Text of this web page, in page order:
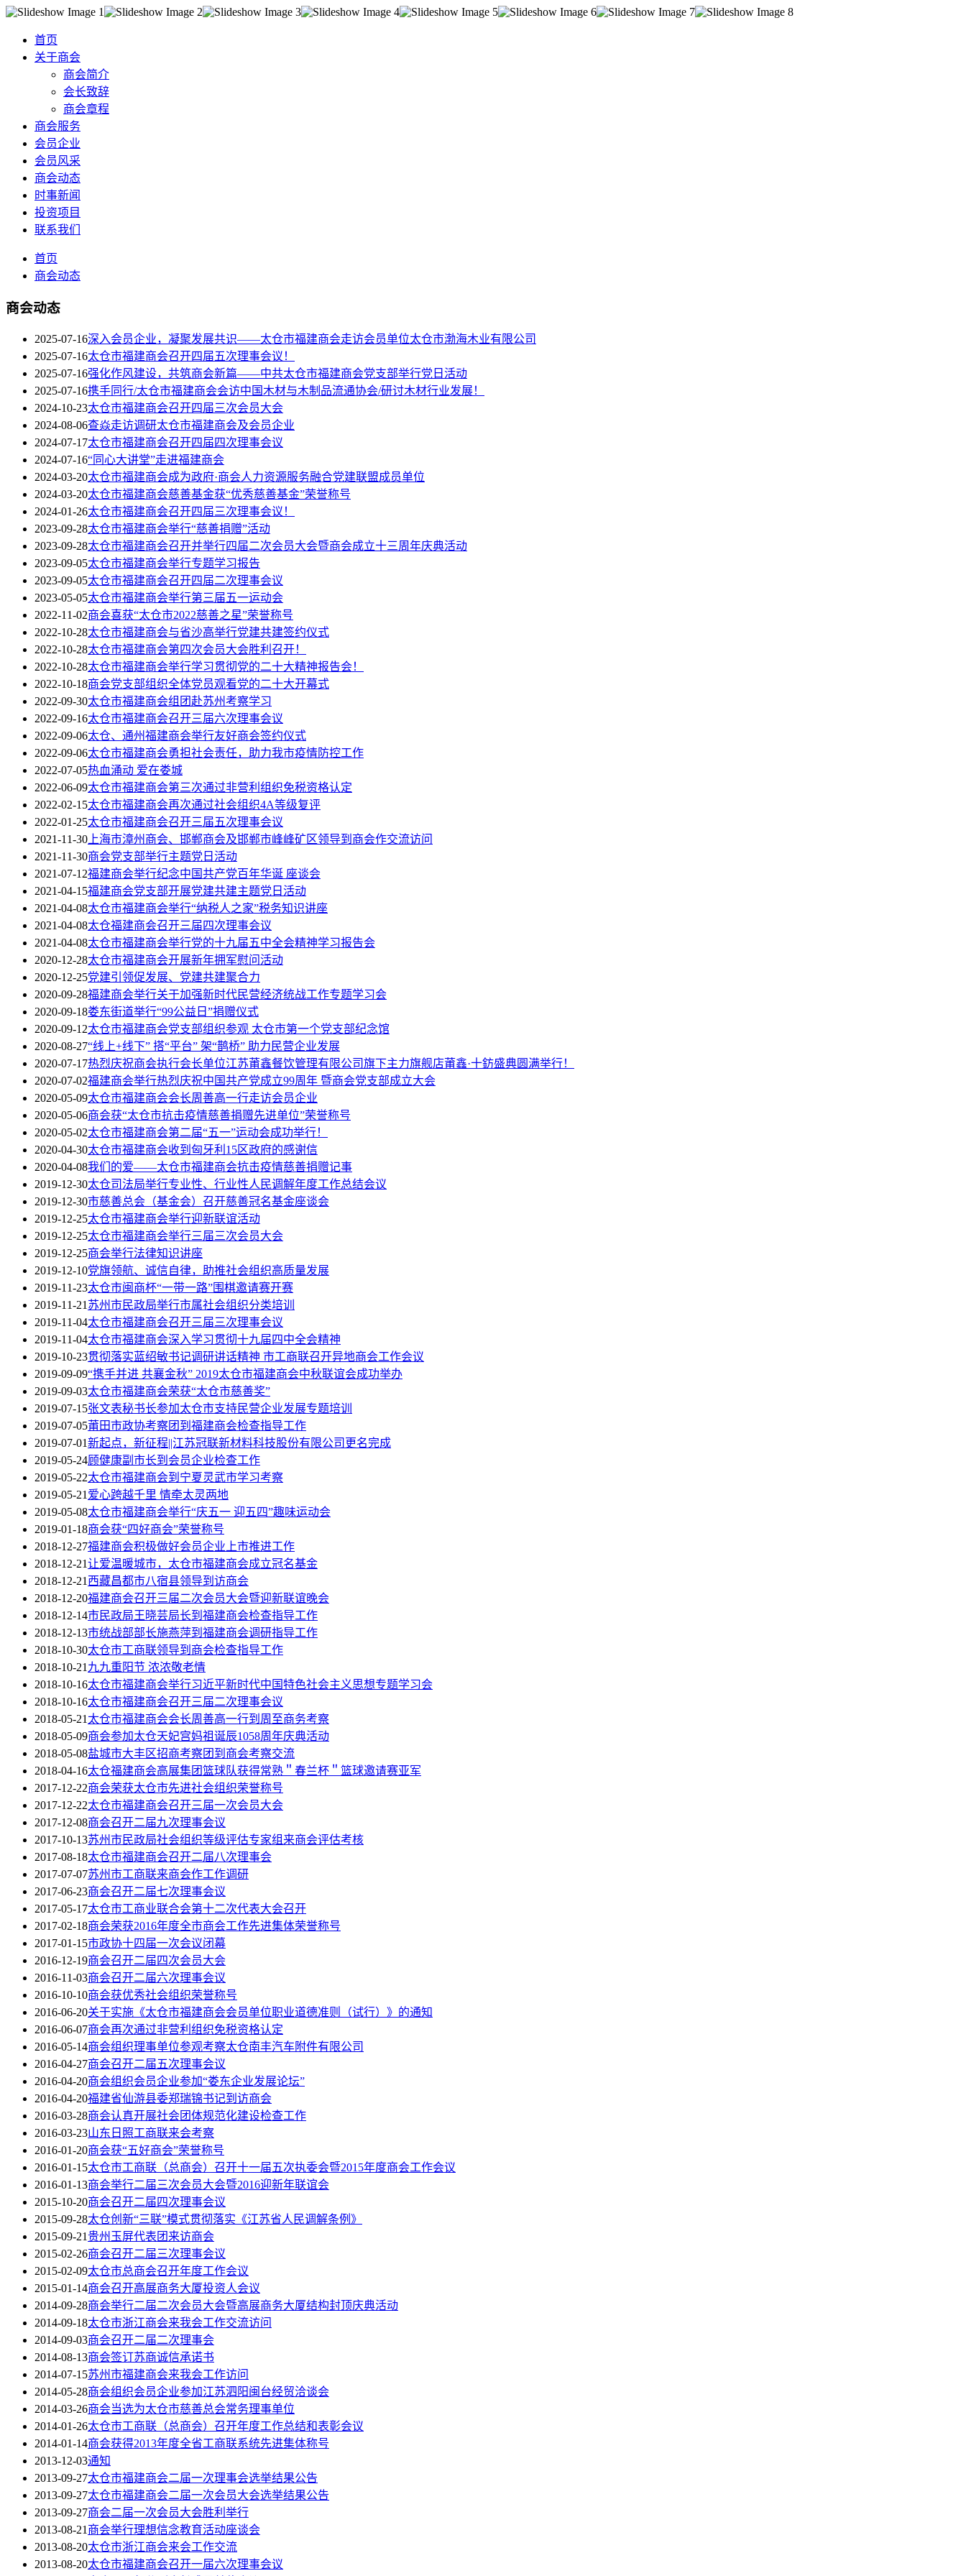
首页
关于商会
商会简介
会长致辞
商会章程
商会服务
会员企业
会员风采
商会动态
时事新闻
投资项目
联系我们
首页
商会动态
商会动态
2025-07-16深入会员企业，凝聚发展共识——太仓市福建商会走访会员单位太仓市渤海木业有限公司
2025-07-16太仓市福建商会召开四届五次理事会议！
2025-07-16强化作风建设，共筑商会新篇——中共太仓市福建商会党支部举行党日活动
2025-07-16携手同行/太仓市福建商会会访中国木材与木制品流通协会/研讨木材行业发展！
2024-10-23太仓市福建商会召开四届三次会员大会
2024-08-06查焱走访调研太仓市福建商会及会员企业
2024-07-17太仓市福建商会召开四届四次理事会议
2024-07-16“同心大讲堂”走进福建商会
2024-03-20太仓市福建商会成为政府·商会人力资源服务融合党建联盟成员单位
2024-03-20太仓市福建商会慈善基金获“优秀慈善基金”荣誉称号
2024-01-26太仓市福建商会召开四届三次理事会议！
2023-09-28太仓市福建商会举行“慈善捐赠”活动
2023-09-28太仓市福建商会召开并举行四届二次会员大会暨商会成立十三周年庆典活动
2023-09-05太仓市福建商会举行专题学习报告
2023-09-05太仓市福建商会召开四届二次理事会议
2023-05-05太仓市福建商会举行第三届五一运动会
2022-11-02商会喜获“太仓市2022慈善之星”荣誉称号
2022-10-28太仓市福建商会与省沙高举行党建共建签约仪式
2022-10-28太仓市福建商会第四次会员大会胜利召开！
2022-10-28太仓市福建商会举行学习贯彻党的二十大精神报告会！
2022-10-18商会党支部组织全体党员观看党的二十大开幕式
2022-09-30太仓市福建商会组团赴苏州考察学习
2022-09-16太仓市福建商会召开三届六次理事会议
2022-09-06太仓、通州福建商会举行友好商会签约仪式
2022-09-06太仓市福建商会勇担社会责任，助力我市疫情防控工作
2022-07-05热血涌动 爱在娄城
2022-06-09太仓市福建商会第三次通过非营利组织免税资格认定
2022-02-15太仓市福建商会再次通过社会组织4A等级复评
2022-01-25太仓市福建商会召开三届五次理事会议
2021-11-30上海市漳州商会、邯郸商会及邯郸市峰峰矿区领导到商会作交流访问
2021-11-30商会党支部举行主题党日活动
2021-07-12福建商会举行纪念中国共产党百年华诞 座谈会
2021-04-15福建商会党支部开展党建共建主题党日活动
2021-04-08太仓市福建商会举行“纳税人之家”税务知识讲座
2021-04-08太仓福建商会召开三届四次理事会议
2021-04-08太仓市福建商会举行党的十九届五中全会精神学习报告会
2020-12-28太仓市福建商会开展新年拥军慰问活动
2020-12-25党建引领促发展、党建共建聚合力
2020-09-28福建商会举行关于加强新时代民营经济统战工作专题学习会
2020-09-18娄东街道举行“99公益日”捐赠仪式
2020-09-12太仓市福建商会党支部组织参观 太仓市第一个党支部纪念馆
2020-08-27“线上+线下” 搭“平台” 架“鹊桥” 助力民营企业发展
2020-07-17热烈庆祝商会执行会长单位江苏莆鑫餐饮管理有限公司旗下主力旗舰店莆鑫·十鈁盛典圆满举行！
2020-07-02福建商会举行热烈庆祝中国共产党成立99周年 暨商会党支部成立大会
2020-05-09太仓市福建商会会长周善高一行走访会员企业
2020-05-06商会获“太仓市抗击疫情慈善捐赠先进单位”荣誉称号
2020-05-02太仓市福建商会第二届“五一”运动会成功举行！
2020-04-30太仓市福建商会收到匈牙利15区政府的感谢信
2020-04-08我们的爱——太仓市福建商会抗击疫情慈善捐赠记事
2019-12-30太仓司法局举行专业性、行业性人民调解年度工作总结会议
2019-12-30市慈善总会（基金会）召开慈善冠名基金座谈会
2019-12-25太仓市福建商会举行迎新联谊活动
2019-12-25太仓市福建商会举行三届三次会员大会
2019-12-25商会举行法律知识讲座
2019-12-10党旗领航、诚信自律，助推社会组织高质量发展
2019-11-23太仓市闽商杯“一带一路”围棋邀请赛开赛
2019-11-21苏州市民政局举行市属社会组织分类培训
2019-11-04太仓市福建商会召开三届三次理事会议
2019-11-04太仓市福建商会深入学习贯彻十九届四中全会精神
2019-10-23贯彻落实蓝绍敏书记调研讲话精神 市工商联召开异地商会工作会议
2019-09-09“携手并进 共襄金秋” 2019太仓市福建商会中秋联谊会成功举办
2019-09-03太仓市福建商会荣获“太仓市慈善奖”
2019-07-15张文表秘书长参加太仓市支持民营企业发展专题培训
2019-07-05莆田市政协考察团到福建商会检查指导工作
2019-07-01新起点，新征程||江苏冠联新材料科技股份有限公司更名完成
2019-05-24顾健康副市长到会员企业检查工作
2019-05-22太仓市福建商会到宁夏灵武市学习考察
2019-05-21爱心跨越千里 情牵太灵两地
2019-05-08太仓市福建商会举行“庆五一 迎五四”趣味运动会
2019-01-18商会获“四好商会”荣誉称号
2018-12-27福建商会积极做好会员企业上市推进工作
2018-12-21让爱温暖城市，太仓市福建商会成立冠名基金
2018-12-21西藏昌都市八宿县领导到访商会
2018-12-20福建商会召开三届二次会员大会暨迎新联谊晚会
2018-12-14市民政局王晓芸局长到福建商会检查指导工作
2018-12-13市统战部部长施燕萍到福建商会调研指导工作
2018-10-30太仓市工商联领导到商会检查指导工作
2018-10-21九九重阳节 浓浓敬老情
2018-10-16太仓市福建商会举行习近平新时代中国特色社会主义思想专题学习会
2018-10-16太仓市福建商会召开三届二次理事会议
2018-05-21太仓市福建商会会长周善高一行到周至商务考察
2018-05-09商会参加太仓天妃宫妈祖诞辰1058周年庆典活动
2018-05-08盐城市大丰区招商考察团到商会考察交流
2018-04-16太仓福建商会高展集团篮球队获得常熟＂春兰杯＂篮球邀请赛亚军
2017-12-22商会荣获太仓市先进社会组织荣誉称号
2017-12-22太仓市福建商会召开三届一次会员大会
2017-12-08商会召开二届九次理事会议
2017-10-13苏州市民政局社会组织等级评估专家组来商会评估考核
2017-08-18太仓市福建商会召开二届八次理事会
2017-07-07苏州市工商联来商会作工作调研
2017-06-23商会召开二届七次理事会议
2017-05-17太仓市工商业联合会第十二次代表大会召开
2017-02-18商会荣获2016年度全市商会工作先进集体荣誉称号
2017-01-15市政协十四届一次会议闭幕
2016-12-19商会召开二届四次会员大会
2016-11-03商会召开二届六次理事会议
2016-10-10商会获优秀社会组织荣誉称号
2016-06-20关于实施《太仓市福建商会会员单位职业道德准则（试行）》的通知
2016-06-07商会再次通过非营利组织免税资格认定
2016-05-14商会组织理事单位参观考察太仓南丰汽车附件有限公司
2016-04-27商会召开二届五次理事会议
2016-04-20商会组织会员企业参加“娄东企业发展论坛”
2016-04-20福建省仙游县委郑瑞锦书记到访商会
2016-03-28商会认真开展社会团体规范化建设检查工作
2016-03-23山东日照工商联来会考察
2016-01-20商会获“五好商会”荣誉称号
2016-01-15太仓市工商联（总商会）召开十一届五次执委会暨2015年度商会工作会议
2016-01-13商会举行二届三次会员大会暨2016迎新年联谊会
2015-10-20商会召开二届四次理事会议
2015-09-28太仓创新“三联”模式贯彻落实《江苏省人民调解条例》
2015-09-21贵州玉屏代表团来访商会
2015-02-26商会召开二届三次理事会议
2015-02-09太仓市总商会召开年度工作会议
2015-01-14商会召开高展商务大厦投资人会议
2014-09-28商会举行二届二次会员大会暨高展商务大厦结构封顶庆典活动
2014-09-18太仓市浙江商会来我会工作交流访问
2014-09-03商会召开二届二次理事会
2014-08-13商会签订苏商诚信承诺书
2014-07-15苏州市福建商会来我会工作访问
2014-05-28商会组织会员企业参加江苏泗阳闽台经贸洽谈会
2014-03-26商会当选为太仓市慈善总会常务理事单位
2014-01-26太仓市工商联（总商会）召开年度工作总结和表彰会议
2014-01-14商会获得2013年度全省工商联系统先进集体称号
2013-12-03通知
2013-09-27太仓市福建商会二届一次理事会选举结果公告
2013-09-27太仓市福建商会二届一次会员大会选举结果公告
2013-09-27商会二届一次会员大会胜利举行
2013-08-21商会举行理想信念教育活动座谈会
2013-08-20太仓市浙江商会来会工作交流
2013-08-20太仓市福建商会召开一届六次理事会议